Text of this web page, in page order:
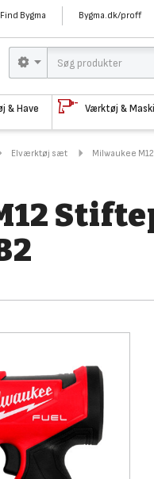
Find Bygma Bygma.dk/proff
& Have Værktøj &
Elværktøj sæt Milwaukee